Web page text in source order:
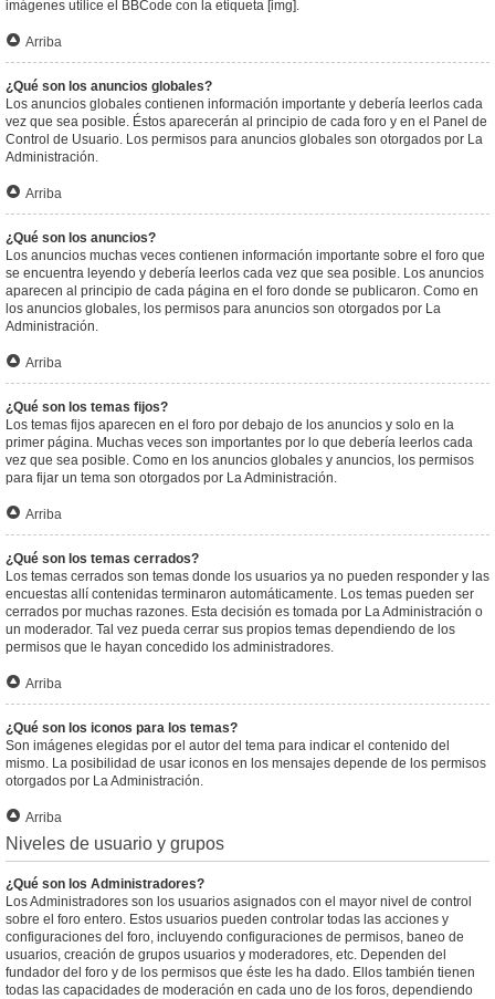
imágenes utilice el BBCode con la etiqueta [img].
Arriba
¿Qué son los anuncios globales?
Los anuncios globales contienen información importante y debería leerlos cada
vez que sea posible. Éstos aparecerán al principio de cada foro y en el Panel de
Control de Usuario. Los permisos para anuncios globales son otorgados por La
Administración.
Arriba
¿Qué son los anuncios?
Los anuncios muchas veces contienen información importante sobre el foro que
se encuentra leyendo y debería leerlos cada vez que sea posible. Los anuncios
aparecen al principio de cada página en el foro donde se publicaron. Como en
los anuncios globales, los permisos para anuncios son otorgados por La
Administración.
Arriba
¿Qué son los temas fijos?
Los temas fijos aparecen en el foro por debajo de los anuncios y solo en la
primer página. Muchas veces son importantes por lo que debería leerlos cada
vez que sea posible. Como en los anuncios globales y anuncios, los permisos
para fijar un tema son otorgados por La Administración.
Arriba
¿Qué son los temas cerrados?
Los temas cerrados son temas donde los usuarios ya no pueden responder y las
encuestas allí contenidas terminaron automáticamente. Los temas pueden ser
cerrados por muchas razones. Esta decisión es tomada por La Administración o
un moderador. Tal vez pueda cerrar sus propios temas dependiendo de los
permisos que le hayan concedido los administradores.
Arriba
¿Qué son los iconos para los temas?
Son imágenes elegidas por el autor del tema para indicar el contenido del
mismo. La posibilidad de usar iconos en los mensajes depende de los permisos
otorgados por La Administración.
Arriba
Niveles de usuario y grupos
¿Qué son los Administradores?
Los Administradores son los usuarios asignados con el mayor nivel de control
sobre el foro entero. Estos usuarios pueden controlar todas las acciones y
configuraciones del foro, incluyendo configuraciones de permisos, baneo de
usuarios, creación de grupos usuarios y moderadores, etc. Dependen del
fundador del foro y de los permisos que éste les ha dado. Ellos también tienen
todas las capacidades de moderación en cada uno de los foros, dependiendo